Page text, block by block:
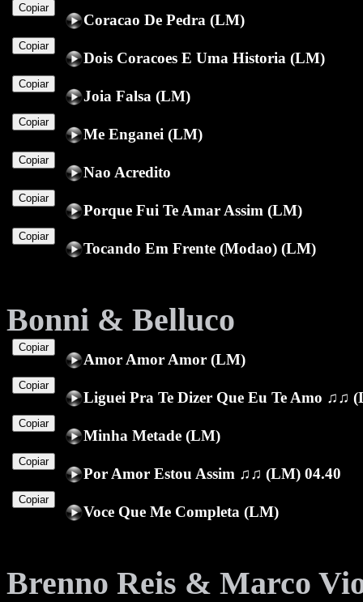
Coracao De Pedra (LM)
Copiar
Dois Coracoes E Uma Historia (LM)
Copiar
Joia Falsa (LM)
Copiar
Me Enganei (LM)
Copiar
Nao Acredito
Copiar
Porque Fui Te Amar Assim (LM)
Copiar
Tocando Em Frente (Modao) (LM)
Copiar
Bonni & Belluco
Amor Amor Amor (LM)
Copiar
Liguei Pra Te Dizer Que Eu Te Amo ♫♫
Copiar
Minha Metade (LM)
Copiar
Por Amor Estou Assim ♫♫ (LM) 04.40
Copiar
Voce Que Me Completa (LM)
Copiar
Brenno Reis & Marco